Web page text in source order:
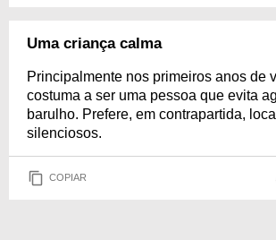
Uma criança calma
Principalmente nos primeiros anos de
costuma a ser uma pessoa que evita
barulho. Prefere, em contrapartida,
silenciosos.
COPIAR